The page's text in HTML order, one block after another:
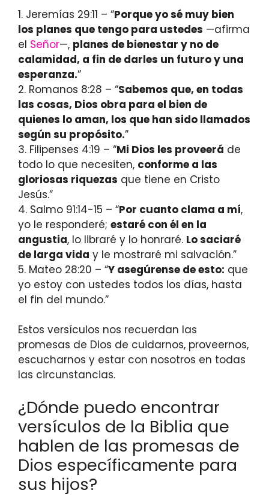
1. Jeremías 29:11 – “Porque yo sé muy bien
los planes que tengo para ustedes —afirma
el Señor—, planes de bienestar y no de
calamidad, a fin de darles un futuro y una
esperanza.”
2. Romanos 8:28 – “Sabemos que, en todas
las cosas, Dios obra para el bien de
quienes lo aman, los que han sido llamados
según su propósito.”
3. Filipenses 4:19 – “Mi Dios les proveerá de
todo lo que necesiten, conforme a las
gloriosas riquezas que tiene en Cristo
Jesús.”
4. Salmo 91:14-15 – “Por cuanto clama a mí,
yo le responderé; estaré con él en la
angustia, lo libraré y lo honraré. Lo saciaré
de larga vida y le mostraré mi salvación.”
5. Mateo 28:20 – “Y asegúrense de esto: que
yo estoy con ustedes todos los días, hasta
el fin del mundo.”
Estos versículos nos recuerdan las
promesas de Dios de cuidarnos, proveernos,
escucharnos y estar con nosotros en todas
las circunstancias.
¿Dónde puedo encontrar
versículos de la Biblia que
hablen de las promesas de
Dios específicamente para
sus hijos?